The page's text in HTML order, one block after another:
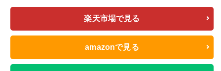
楽天市場で見る
amazonで見る